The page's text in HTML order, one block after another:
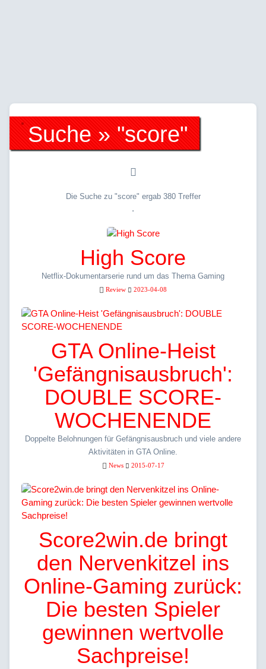
Suche » "score"
Die Suche zu "score" ergab 380 Treffer
.
High Score
Netflix-Dokumentarserie rund um das Thema Gaming
Review 2023-04-08
GTA Online-Heist
'Gefängnisausbruch':
DOUBLE SCORE-
WOCHENENDE
Doppelte Belohnungen für Gefängnisausbruch und viele andere
Aktivitäten in GTA Online.
News 2015-07-17
Score2win.de bringt
den Nervenkitzel ins
Online-Gaming zurück:
Die besten Spieler
gewinnen wertvolle
Sachpreise!